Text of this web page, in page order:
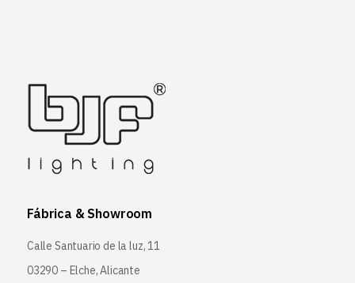
Fábrica & Showroom
Calle Santuario de la luz, 11
03290 – Elche, Alicante